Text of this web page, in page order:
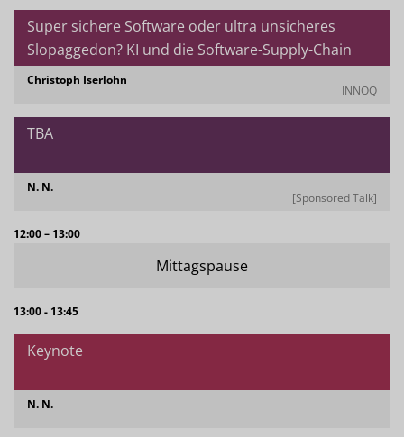
Super sichere Software oder ultra unsicheres
Slopaggedon? KI und die Software-Supply-Chain
Christoph Iserlohn
INNOQ
TBA
N. N.
[Sponsored Talk]
12:00 – 13:00
Mittagspause
13:00 - 13:45
Keynote
N. N.